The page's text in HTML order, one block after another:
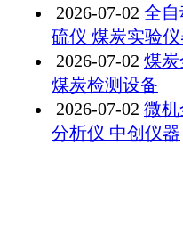
2026-07-02 全自
硫仪 煤炭实验仪
2026-07-02 煤
煤炭检测设备
2026-07-02 微
分析仪 中创仪器